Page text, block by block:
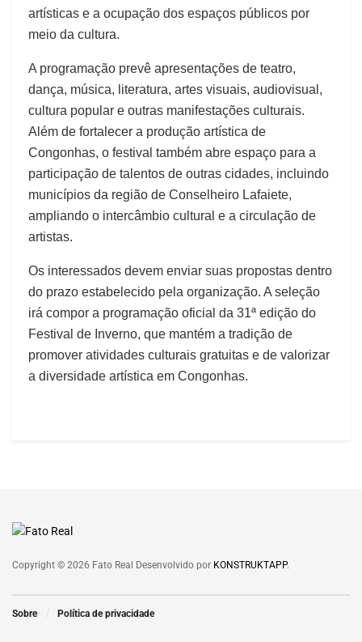
artísticas e a ocupação dos espaços públicos por
meio da cultura.
A programação prevê apresentações de teatro,
dança, música, literatura, artes visuais, audiovisual,
cultura popular e outras manifestações culturais.
Além de fortalecer a produção artística de
Congonhas, o festival também abre espaço para a
participação de talentos de outras cidades, incluindo
municípios da região de Conselheiro Lafaiete,
ampliando o intercâmbio cultural e a circulação de
artistas.
Os interessados devem enviar suas propostas dentro
do prazo estabelecido pela organização. A seleção
irá compor a programação oficial da 31ª edição do
Festival de Inverno, que mantém a tradição de
promover atividades culturais gratuitas e de valorizar
a diversidade artística em Congonhas.
Copyright © 2026 Fato Real Desenvolvido por KONSTRUKTAPP.
Sobre Política de privacidade